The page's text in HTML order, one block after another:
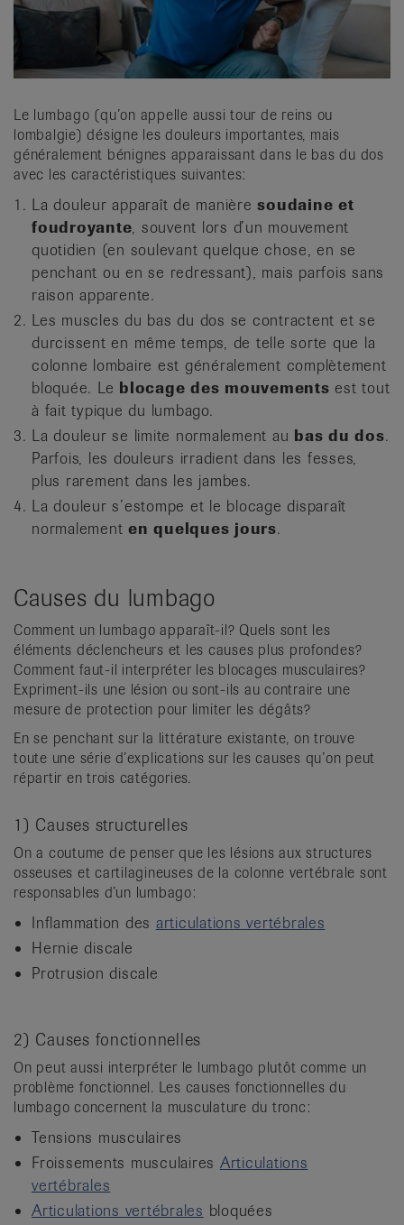
Le lumbago (qu’on appelle aussi tour de reins ou
lombalgie) désigne les douleurs importantes, mais
généralement bénignes apparaissant dans le bas du dos
avec les caractéristiques suivantes:
La douleur apparaît de manièresoudaine et
foudroyante, souvent lors d’un mouvement
quotidien (en soulevant quelque chose, en se
penchant ou en se redressant), mais parfois sans
raison apparente.
Les muscles du bas du dos se contractent et se
durcissent en même temps, de telle sorte que la
colonne lombaire est généralement complètement
bloquée. Le blocage des mouvements est tout
à fait typique du lumbago.
La douleur se limite normalement au bas du dos.
Parfois, les douleurs irradient dans les fesses,
plus rarement dans les jambes.
La douleur s’estompe et le blocage disparaît
normalement en quelques jours.
Causes du lumbago
Comment un lumbago apparaît-il? Quels sont les
éléments déclencheurs et les causes plus profondes?
Comment faut-il interpréter les blocages musculaires?
Expriment-ils une lésion ou sont-ils au contraire une
mesure de protection pour limiter les dégâts?
En se penchant sur la littérature existante, on trouve
toute une série d’explications sur les causes qu’on peut
répartir en trois catégories.
1) Causes structurelles
On a coutume de penser que les lésions aux structures
osseuses et cartilagineuses de la colonne vertébrale sont
responsables d’un lumbago:
Inflammation des articulations vertébrales
Hernie discale
Protrusion discale
2) Causes fonctionnelles
On peut aussi interpréter le lumbago plutôt comme un
problème fonctionnel. Les causes fonctionnelles du
lumbago concernent la musculature du tronc:
Tensions musculaires
Froissements musculaires Articulations
vertébrales
Articulations vertébrales bloquées